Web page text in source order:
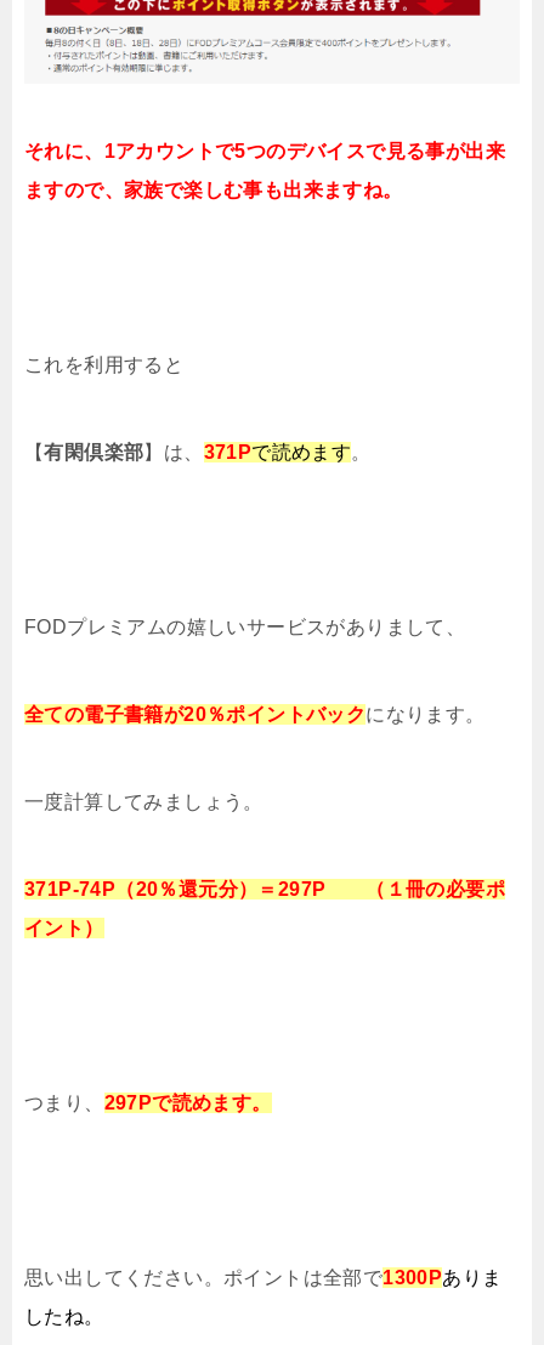
それに、1アカウントで5つのデバイスで見る事が出来
ますので、家族で楽しむ事も出来ますね。
これを利用すると
【有閑倶楽部】は、 371 Pで読めます。
FODプレミアムの嬉しいサービスがありまして、
全ての電子書籍が20％ポイントバックになります。
一度計算してみましょう。
371P-74P（20％還元分）＝297P （１冊の必要ポ
イント）
つまり、 297 Pで読めます。
思い出してください。ポイントは全部で1300Pありま
したね。